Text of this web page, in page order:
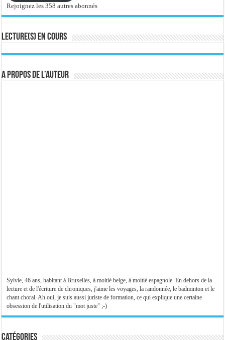
Rejoignez les 358 autres abonnés
Lecture(s) en cours
A propos de l’auteur
Sylvie, 46 ans, habitant à Bruxelles, à moitié belge, à moitié espagnole. En dehors de la
lecture et de l'écriture de chroniques, j'aime les voyages, la randonnée, le badminton et le
chant choral. Ah oui, je suis aussi juriste de formation, ce qui explique une certaine
obsession de l'utilisation du "mot juste" ;-)
Catégories